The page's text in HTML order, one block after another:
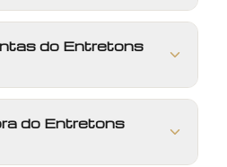
do Entretons
do Entretons